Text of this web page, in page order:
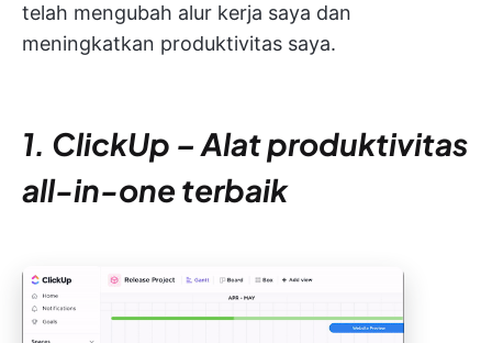
telah mengubah alur kerja saya dan
meningkatkan produktivitas saya.
1. ClickUp – Alat produktivitas
all-in-one terbaik